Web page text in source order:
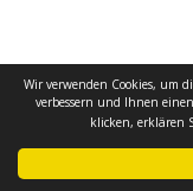
Wir verwenden Cookies, um
verbessern und Ihnen
klicken, erklären